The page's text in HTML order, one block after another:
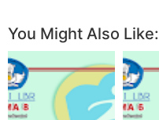
You Might Also Like: